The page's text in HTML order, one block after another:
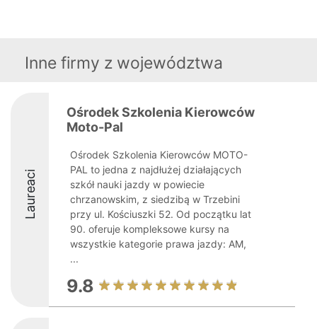
Inne firmy z województwa
Laureaci
Ośrodek Szkolenia Kierowców
Moto-Pal
Ośrodek Szkolenia Kierowców MOTO-
PAL to jedna z najdłużej działających
szkół nauki jazdy w powiecie
chrzanowskim, z siedzibą w Trzebini
przy ul. Kościuszki 52. Od początku lat
90. oferuje kompleksowe kursy na
wszystkie kategorie prawa jazdy: AM,
...
9.8